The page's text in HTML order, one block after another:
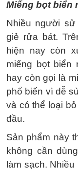
Miếng bọt biển
Nhiều người
giẻ rửa bát.
hiện nay còn
miếng bọt biển
hay còn gọi là
phổ biến vì dễ
và có thể loại
đầu.
Sản phẩm này
không cần
làm sạch.